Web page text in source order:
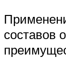
составов